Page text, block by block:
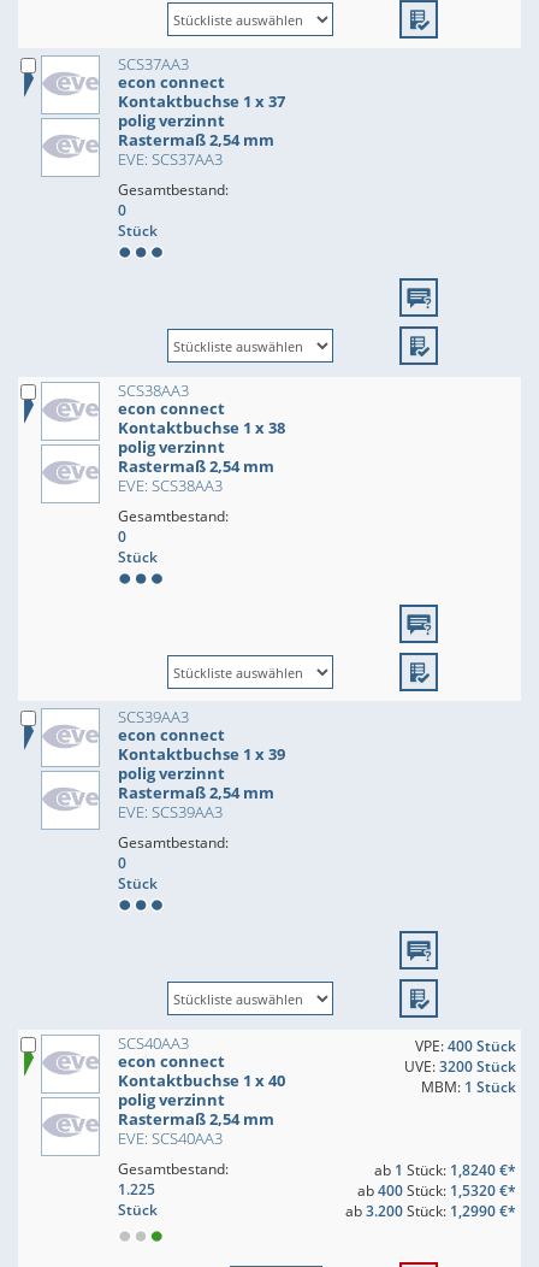
SCS37AA3
econ connect
Kontaktbuchse 1 x 37
polig verzinnt
Rastermaß 2,54 mm
EVE: SCS37AA3
Gesamtbestand:
0
Stück
SCS38AA3
econ connect
Kontaktbuchse 1 x 38
polig verzinnt
Rastermaß 2,54 mm
EVE: SCS38AA3
Gesamtbestand:
0
Stück
SCS39AA3
econ connect
Kontaktbuchse 1 x 39
polig verzinnt
Rastermaß 2,54 mm
EVE: SCS39AA3
Gesamtbestand:
0
Stück
SCS40AA3
econ connect
Kontaktbuchse 1 x 40
polig verzinnt
Rastermaß 2,54 mm
EVE: SCS40AA3
VPE:400 Stück
UVE:3200 Stück
MBM: 1 Stück
Gesamtbestand:
1.225
Stück
ab 1 Stück: 1,8240 €*
ab400Stück: 1,5320 €*
ab3.200Stück: 1,2990 €*